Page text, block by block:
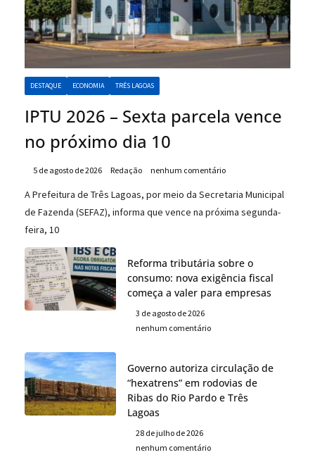
DESTAQUE ECONOMIA TRÊS LAGOAS
IPTU 2026 – Sexta parcela vence
no próximo dia 10
5 de agosto de 2026 Redação nenhum comentário
A Prefeitura de Três Lagoas, por meio da Secretaria Municipal
de Fazenda (SEFAZ), informa que vence na próxima segunda-
feira, 10
Reforma tributária sobre o
consumo: nova exigência fiscal
começa a valer para empresas
3 de agosto de 2026
nenhum comentário
Governo autoriza circulação de
“hexatrens” em rodovias de
Ribas do Rio Pardo e Três
Lagoas
28 de julho de 2026
nenhum comentário